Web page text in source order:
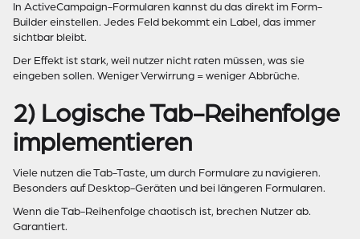
In ActiveCampaign-Formularen kannst du das direkt im Form-
Builder einstellen. Jedes Feld bekommt ein Label, das immer
sichtbar bleibt.
Der Effekt ist stark, weil nutzer nicht raten müssen, was sie
eingeben sollen. Weniger Verwirrung = weniger Abbrüche.
2) Logische Tab-Reihenfolge
implementieren
Viele nutzen die Tab-Taste, um durch Formulare zu navigieren.
Besonders auf Desktop-Geräten und bei längeren Formularen.
Wenn die Tab-Reihenfolge chaotisch ist, brechen Nutzer ab.
Garantiert.